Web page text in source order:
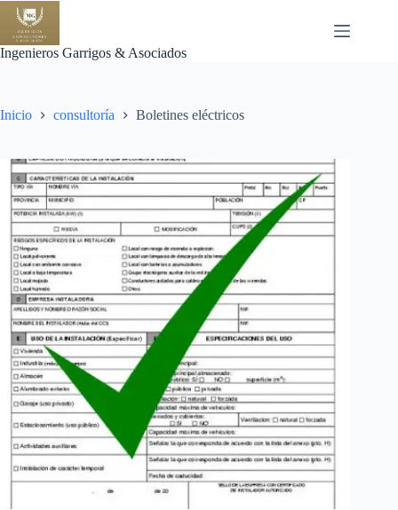
Saltar
contenido
Ingenieros Garrigos & Asociados
Inicio consultoría Boletines eléctricos